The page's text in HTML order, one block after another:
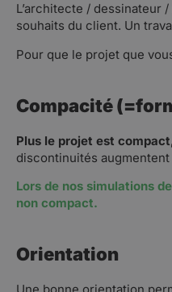
L’architecte / dessinateur
souhaits du client. Un
Pour que le projet que
Compacité
Plus le projet est
discontinuités
Lors de nos simulations
non compact.
Orientation